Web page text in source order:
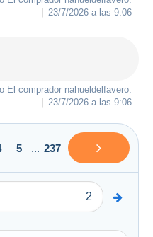
23/7/2026 a las 9:06
El comprador nahueldelfavero.
23/7/2026 a las 9:06
5 ... 237